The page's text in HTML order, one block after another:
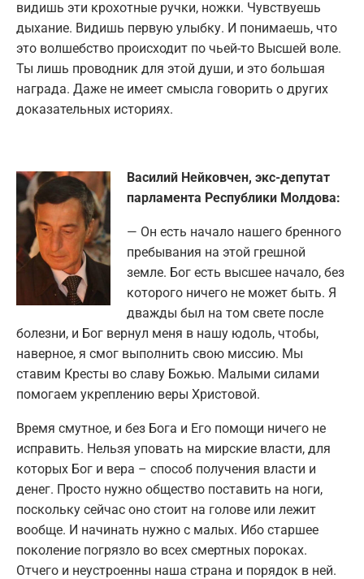
видишь эти крохотные ручки, ножки. Чувствуешь
дыхание. Видишь первую улыбку. И понимаешь, что
это волшебство происходит по чьей-то Высшей воле.
Ты лишь проводник для этой души, и это большая
награда. Даже не имеет смысла говорить о других
доказательных историях.
Василий Нейковчен, экс-депутат
парламента Республики Молдова:
— Он есть начало нашего бренного
пребывания на этой грешной
земле. Бог есть высшее начало, без
которого ничего не может быть. Я
дважды был на том свете после
болезни, и Бог вернул меня в нашу юдоль, чтобы,
наверное, я смог выполнить свою миссию. Мы
ставим Кресты во славу Божью. Малыми силами
помогаем укреплению веры Христовой.
Время смутное, и без Бога и Его помощи ничего не
исправить. Нельзя уповать на мирские власти, для
которых Бог и вера – способ получения власти и
денег. Просто нужно общество поставить на ноги,
поскольку сейчас оно стоит на голове или лежит
вообще. И начинать нужно с малых. Ибо старшее
поколение погрязло во всех смертных пороках.
Отчего и неустроенны наша страна и порядок в ней.